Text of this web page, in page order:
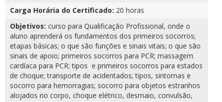
Carga Horária do Certificado: 20 horas
Objetivos: curso para Qualificação Profissional, onde o
aluno aprenderá os fundamentos dos primeiros socorros;
etapas básicas; o que são funções e sinais vitais; o que são
sinais de apoio; primeiros socorros para PCR; massagem
cardíaca para PCR; tipos e primeiros socorros para estados
de choque; transporte de acidentados; tipos, sintomas e
socorro para hemorragias; socorro para objetos estranhos
alojados no corpo, choque elétrico, desmaio, convulsão,